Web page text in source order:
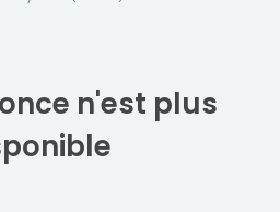
n'est plus